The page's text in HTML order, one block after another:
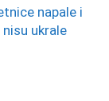
napale i
ukrale